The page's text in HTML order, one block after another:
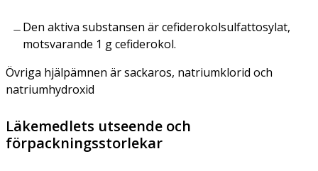
Den aktiva substansen är cefiderokolsulfattosylat,
motsvarande 1 g cefiderokol.
Övriga hjälpämnen är sackaros, natriumklorid och
natriumhydroxid
Läkemedlets utseende och
förpackningsstorlekar